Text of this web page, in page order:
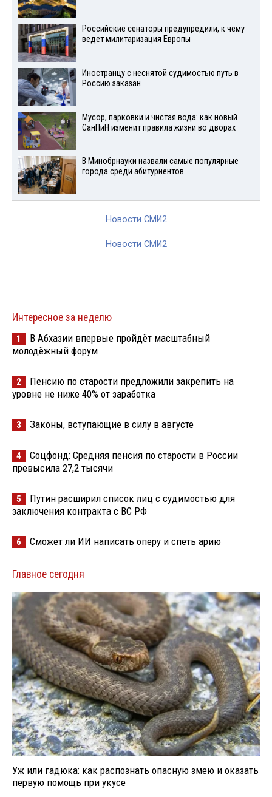
Российские сенаторы предупредили, к чему
ведет милитаризация Европы
Иностранцу с неснятой судимостью путь в
Россию заказан
Мусор, парковки и чистая вода: как новый
СанПиН изменит правила жизни во дворах
В Минобрнауки назвали самые популярные
города среди абитуриентов
Новости СМИ2
Новости СМИ2
Интересное за неделю
1
В Абхазии впервые пройдёт масштабный
молодёжный форум
2
Пенсию по старости предложили закрепить на
уровне не ниже 40% от заработка
3 Законы, вступающие в силу в августе
4
Соцфонд: Средняя пенсия по старости в России
превысила 27,2 тысячи
5
Путин расширил список лиц с судимостью для
заключения контракта с ВС РФ
6 Сможет ли ИИ написать оперу и спеть арию
Главное сегодня
Уж или гадюка: как распознать опасную змею и оказать
первую помощь при укусе